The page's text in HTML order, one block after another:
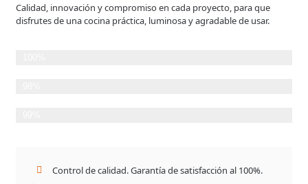
Calidad, innovación y compromiso en cada proyecto, para que
disfrutes de una cocina práctica, luminosa y agradable de usar.
Control de calidad. Garantía de satisfacción al 100%.